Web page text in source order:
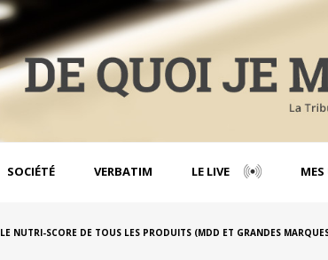
SOCIÉTÉ VERBATIM LE LIVE MES
NUTRI-SCORE DE TOUS LES PRODUITS (MDD ET GRANDES